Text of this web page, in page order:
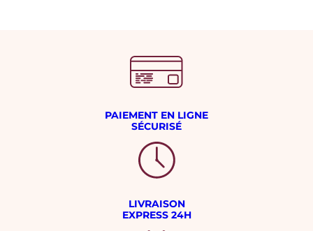
PAIEMENT EN LIGNE
SÉCURISÉ
LIVRAISON
EXPRESS 24H